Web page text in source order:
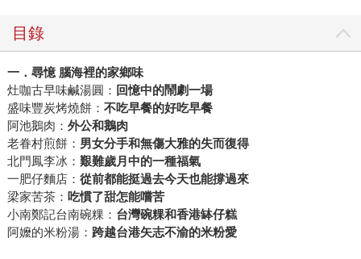
目錄
一．尋憶 腦海裡的家鄉味
灶咖古早味鹹湯圓： 回憶中的鬧劇一場
盛味豐炭烤燒餅： 不吃早餐的好吃早餐
阿池鵝肉： 外公和鵝肉
老眷村煎餅： 男女分手和無傷大雅的失而復得
北門鳳李冰： 艱難歲月中的一種福氣
一肥仔麵店： 從前都能挺過去今天也能撐過來
梁家苦茶： 吃慣了甜怎能嚐苦
小南鄭記台南碗粿： 台灣碗粿和香港缽仔糕
阿嬤的米粉湯： 跨越台港矢志不渝的米粉愛